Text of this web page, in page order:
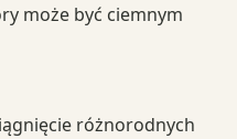
może być ciemnym
różnorodnych